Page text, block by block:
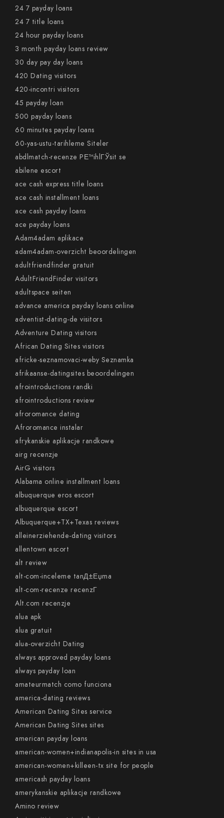
24 7 payday loans
24 7 title loans
24 hour payday loans
3 month payday loans review
30 day pay day loans
420 Dating visitors
420-incontri visitors
45 payday loan
500 payday loans
60 minutes payday loans
60-yas-ustu-tarihleme Siteler
abdlmatch-recenze PЕ™ihlГЎsit se
abilene escort
ace cash express title loans
ace cash installment loans
ace cash payday loans
ace payday loans
Adam4adam aplikace
adam4adam-overzicht beoordelingen
adultfriendfinder gratuit
AdultFriendFinder visitors
adultspace seiten
advance america payday loans online
adventist-dating-de visitors
Adventure Dating visitors
African Dating Sites visitors
africke-seznamovaci-weby Seznamka
afrikaanse-datingsites beoordelingen
afrointroductions randki
afrointroductions review
afroromance dating
Afroromance instalar
afrykanskie aplikacje randkowe
airg recenzje
AirG visitors
Alabama online installment loans
albuquerque eros escort
albuquerque escort
Albuquerque+TX+Texas reviews
alleinerziehende-dating visitors
allentown escort
alt review
alt-com-inceleme tanД±Еџma
alt-com-recenze recenzГ­
Alt.com recenzje
alua apk
alua gratuit
alua-overzicht Dating
always approved payday loans
always payday loan
amateurmatch como funciona
america-dating reviews
American Dating Sites service
American Dating Sites sites
american payday loans
american-women+indianapolis-in sites in usa
american-women+killeen-tx site for people
americash payday loans
amerykanskie aplikacje randkowe
Amino review